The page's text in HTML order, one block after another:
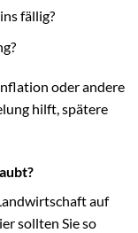
fällig?
oder andere
hilft, spätere
auf
sollten Sie so